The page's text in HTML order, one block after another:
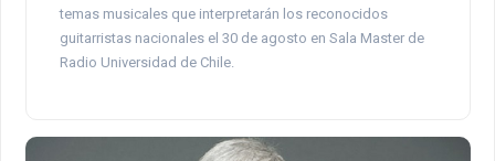
temas musicales que interpretarán los reconocidos
guitarristas nacionales el 30 de agosto en Sala Master de
Radio Universidad de Chile.